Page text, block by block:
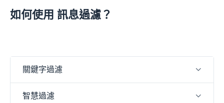
如何使用 訊息過濾？
關鍵字過濾
智慧過濾